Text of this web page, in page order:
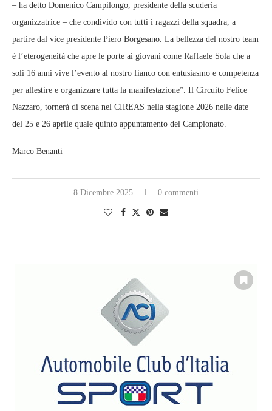
– ha detto Domenico Campilongo, presidente della scuderia
organizzatrice – che condivido con tutti i ragazzi della squadra, a
partire dal vice presidente Piero Borgesano. La bellezza del nostro team
è l’eterogeneità che apre le porte ai giovani come Raffaele Sola che a
soli 16 anni vive l’evento al nostro fianco con entusiasmo e competenza
per allestire e organizzare tutta la manifestazione”. Il Circuito Felice
Nazzaro, tornerà di scena nel CIREAS nella stagione 2026 nelle date
del 25 e 26 aprile quale quinto appuntamento del Campionato.
Marco Benanti
8 Dicembre 2025 0 commenti